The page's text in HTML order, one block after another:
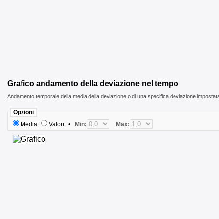
Grafico andamento della deviazione nel tempo
Andamento temporale della media della deviazione o di una specifica deviazione
Opzioni
Media
Valori • Min: Max: